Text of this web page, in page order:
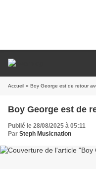
Accueil » Boy George est de retour
Boy George est de
Publié le 28/08/2025 à 05:11
Par Steph Musicnation